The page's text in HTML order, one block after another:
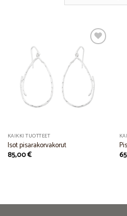
Add to
Wishlist
KAIKKI TUOTTEET
Isot pisarakorvakorut
85,00€